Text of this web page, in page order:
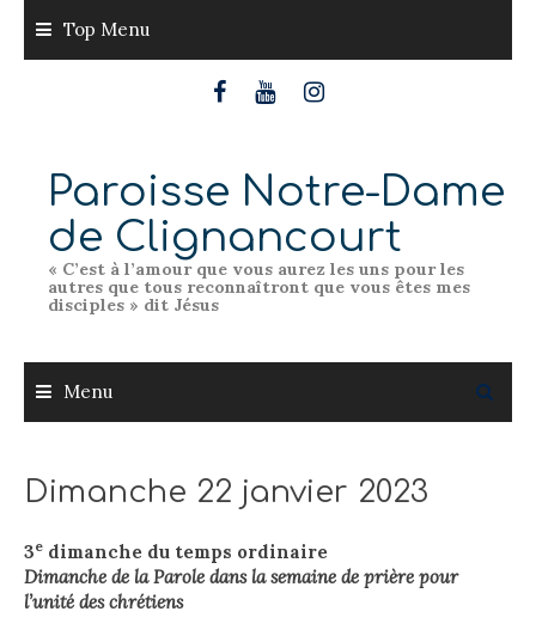
content
Top Menu
Paroisse Notre-Dame
de Clignancourt
« C’est à l’amour que vous aurez les uns pour les
autres que tous reconnaîtront que vous êtes mes
disciples » dit Jésus
Menu
Dimanche 22 janvier 2023
3e dimanche du temps ordinaire
Dimanche de la Parole dans la semaine de prière pour
l’unité des chrétiens